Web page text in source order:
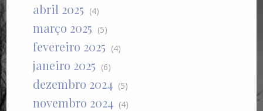
abril 2025 (4)
março 2025 (5)
fevereiro 2025 (4)
janeiro 2025 (6)
dezembro 2024 (5)
novembro 2024 (4)